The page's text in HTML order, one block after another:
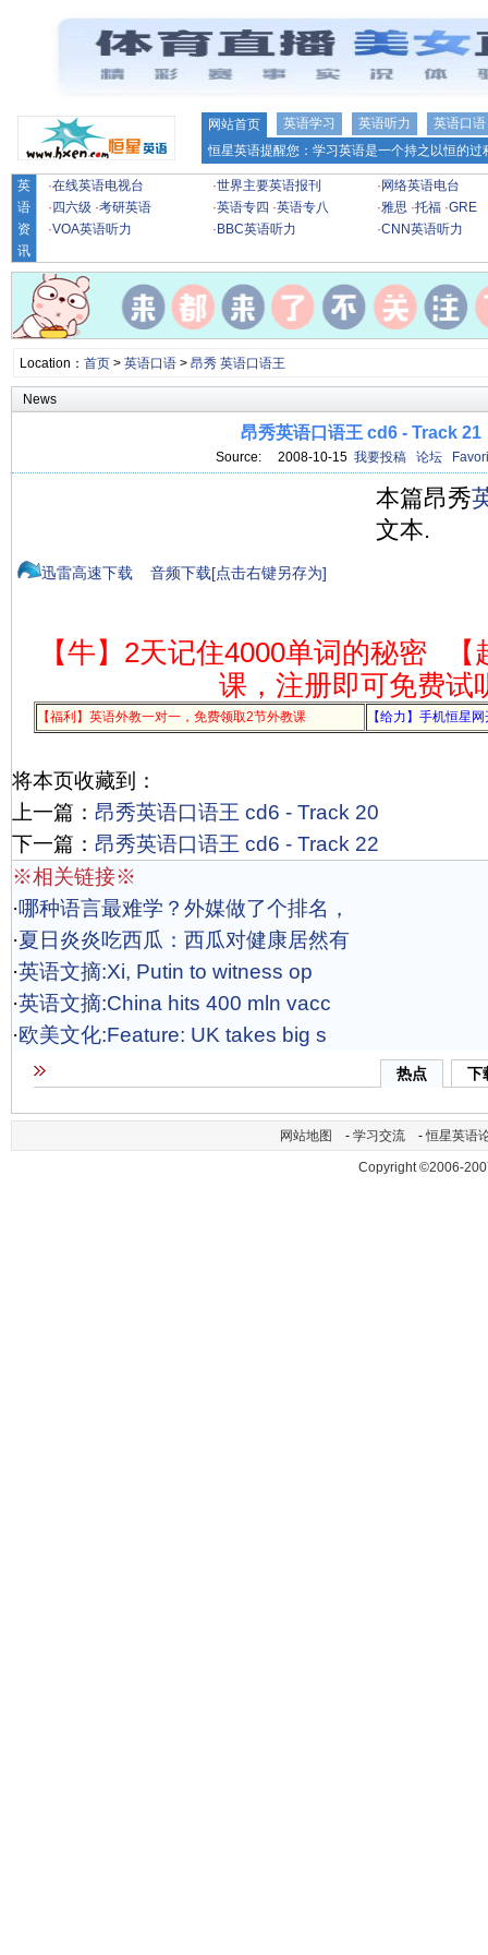
网站首页 英语学习 英语听力
英语口语
恒星英语提醒您：学习英语是一个持之以恒的
英
语
资
讯
·在线英语电视台 ·世界主要英语报刊 · 网络英语电台
· 四六级 ·考研英语 ·英语专四 ·英语专八 ·雅思 ·托福 ·GRE
·VOA英语听力 · BBC英语听力 ·CNN英语听力
Location： 首页> 英语口语> 昂秀 英语口语王
News
昂秀英语口语王 cd6 - Track 21
Source: 2008-10-15 我要投稿 论坛
迅雷高速下载 音频下载[点击右键另存为]
本篇昂秀
文本.
【牛】2天记住4000单词的秘密
课，注册即可免费试
【福利】英语外教一对一，免费领取2节外教课 【给力】手机恒星
将本页收藏到：
上一篇： 昂秀英语口语王 cd6 - Track 20
下一篇： 昂秀英语口语王 cd6 - Track 22
※相关链接※
·哪种语言最难学？外媒做了个排名，
·夏日炎炎吃西瓜：西瓜对健康居然有
·英语文摘:Xi, Putin to witness op
·英语文摘:China hits 400 mln vacc
·欧美文化:Feature: UK takes big s
热点 下
网站地图 - 学习交流 -恒星英语
Copyright ©2006-